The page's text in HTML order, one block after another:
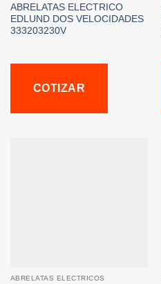
ABRELATAS ELECTRICO
EDLUND DOS VELOCIDADES
333203230V
COTIZAR
ABRELATAS ELECTRICOS